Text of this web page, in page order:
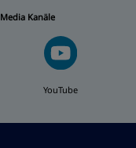
Kanäle
YouTube